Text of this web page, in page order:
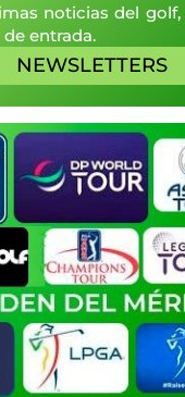
noticias del
entrada.
NEWSLETTERS